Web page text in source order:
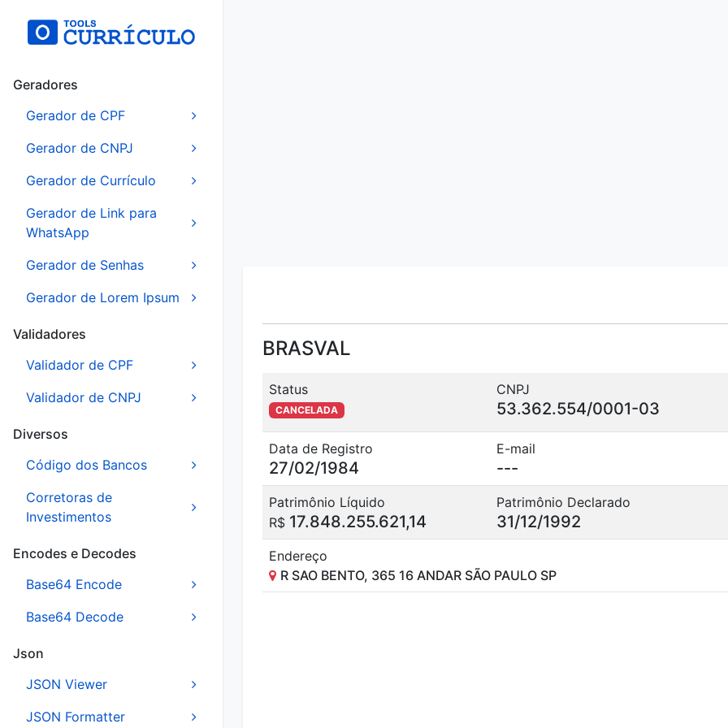
Geradores
Gerador de CPF
Gerador de CNPJ
Gerador de Currículo
Gerador de Link para
WhatsApp
Gerador de Senhas
Gerador de Lorem Ipsum
Validadores
Validador de CPF
Validador de CNPJ
Diversos
Código dos Bancos
Corretoras de
Investimentos
Encodes e Decodes
Base64 Encode
Base64 Decode
Json
JSON Viewer
JSON Formatter
BRASVAL
Status
CANCELADA
CNPJ
53.362.554/0001-03
Data de Registro
27/02/1984
E-mail
---
Patrimônio Líquido
R$ 17.848.255.621,14
Patrimônio Declarado
31/12/1992
Endereço
R SAO BENTO, 365 16 ANDAR SÃO PAULO SP